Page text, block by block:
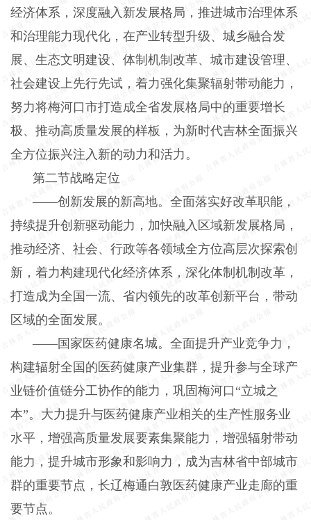
经济体系，深度融入新发展格局，推进城市治理体系
和治理能力现代化，在产业转型升级、城乡融合发
展、生态文明建设、体制机制改革、城市建设管理、
社会建设上先行先试，着力强化集聚辐射带动能力，
努力将梅河口市打造成全省发展格局中的重要增长
极、推动高质量发展的样板，为新时代吉林全面振兴
全方位振兴注入新的动力和活力。
第二节战略定位
——创新发展的新高地。全面落实好改革职能，
持续提升创新驱动能力，加快融入区域新发展格局，
推动经济、社会、行政等各领域全方位高层次探索创
新，着力构建现代化经济体系，深化体制机制改革，
打造成为全国一流、省内领先的改革创新平台，带动
区域的全面发展。
——国家医药健康名城。全面提升产业竞争力，
构建辐射全国的医药健康产业集群，提升参与全球产
业链价值链分工协作的能力，巩固梅河口“立城之
本”。大力提升与医药健康产业相关的生产性服务业
水平，增强高质量发展要素集聚能力，增强辐射带动
能力，提升城市形象和影响力，成为吉林省中部城市
群的重要节点，长辽梅通白敦医药健康产业走廊的重
要节点。